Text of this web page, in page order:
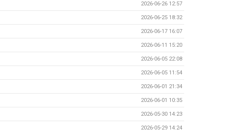
2026-06-26 12:57
2026-06-25 18:32
2026-06-17 16:07
2026-06-11 15:20
2026-06-05 22:08
2026-06-05 11:54
2026-06-01 21:34
2026-06-01 10:35
2026-05-30 14:23
2026-05-29 14:24